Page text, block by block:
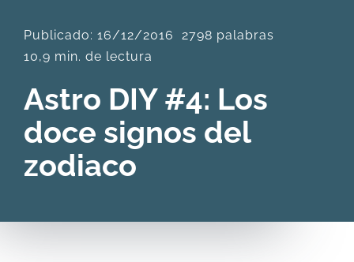
ARTÍCULOS
ACERCA
CONTACTO
Publicado: 16/12/2016
2798 palabras
10,9 min. de lectura
Astro DIY #4: Los
doce signos del
zodiaco